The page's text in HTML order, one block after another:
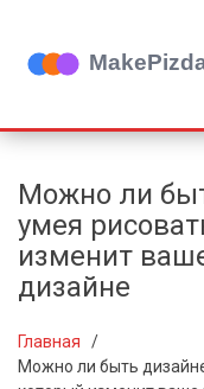
Можно ли
умея
изменит
дизайне
Главная
Можно ли быть